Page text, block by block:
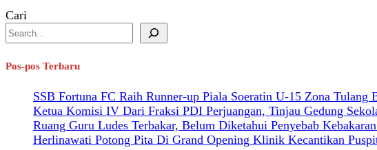
Cari
Pos-pos Terbaru
SSB Fortuna FC Raih Runner-up Piala Soeratin U-15 Zona Tulang
Ketua Komisi IV Dari Fraksi PDI Perjuangan, Tinjau Gedung
Ruang Guru Ludes Terbakar, Belum Diketahui Penyebab
Herlinawati Potong Pita Di Grand Opening Klinik Kecantikan